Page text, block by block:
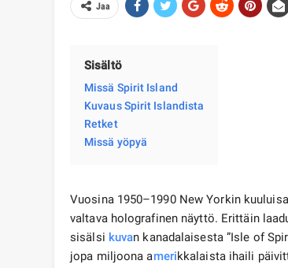
Jaa
Sisältö
Missä Spirit Island
Kuvaus Spirit Islandista
Retket
Missä yöpyä
Vuosina 1950–1990 New Yorkin
valtava holografinen näyttö. Erittäin
sisälsi kuvan kanadalaisesta ”Isle of
jopa miljoona amerikkalaista ihaili